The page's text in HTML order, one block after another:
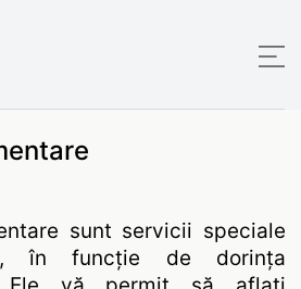
sunt servicii speciale
în funcție de dorința